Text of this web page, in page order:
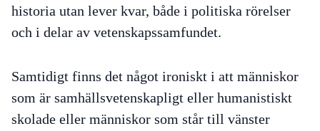
historia utan lever kvar, både i politiska rörelser
och i delar av vetenskapssamfundet.
Samtidigt finns det något ironiskt i att människor
som är samhällsvetenskapligt eller humanistiskt
skolade eller människor som står till vänster